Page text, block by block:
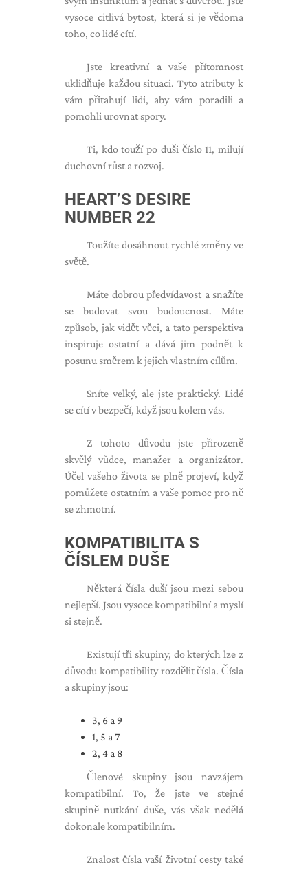
vysoce citlivá bytost, která si je vědoma
toho, co lidé cítí.
Jste kreativní a vaše přítomnost
uklidňuje každou situaci. Tyto atributy k
vám přitahují lidi, aby vám poradili a
pomohli urovnat spory.
Ti, kdo touží po duši číslo 11, milují
duchovní růst a rozvoj.
HEART’S DESIRE
NUMBER 22
Toužíte dosáhnout rychlé změny ve
světě.
Máte dobrou předvídavost a snažíte
se budovat svou budoucnost. Máte
způsob, jak vidět věci, a tato perspektiva
inspiruje ostatní a dává jim podnět k
posunu směrem k jejich vlastním cílům.
Sníte velký, ale jste praktický. Lidé
se cítí v bezpečí, když jsou kolem vás.
Z tohoto důvodu jste přirozeně
skvělý vůdce, manažer a organizátor.
Účel vašeho života se plně projeví, když
pomůžete ostatním a vaše pomoc pro ně
se zhmotní.
KOMPATIBILITA S
ČÍSLEM DUŠE
Některá čísla duší jsou mezi sebou
nejlepší. Jsou vysoce kompatibilní a myslí
si stejně.
Existují tři skupiny, do kterých lze z
důvodu kompatibility rozdělit čísla. Čísla
a skupiny jsou:
3, 6 a 9
1, 5 a 7
2, 4 a 8
Členové skupiny jsou navzájem
kompatibilní. To, že jste ve stejné
skupině nutkání duše, vás však nedělá
dokonale kompatibilním.
Znalost čísla vaší životní cesty také